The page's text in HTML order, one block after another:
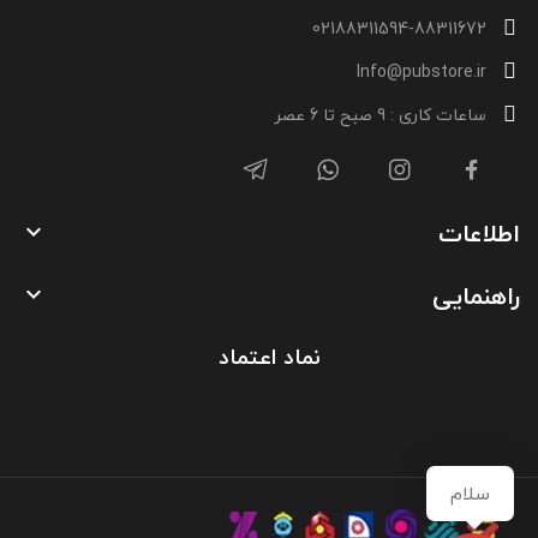
02188311594-88311672
Info@pubstore.ir
ساعات کاری : 9 صبح تا 6 عصر
اطلاعات 
راهنمایی 
نماد اعتماد
سلام